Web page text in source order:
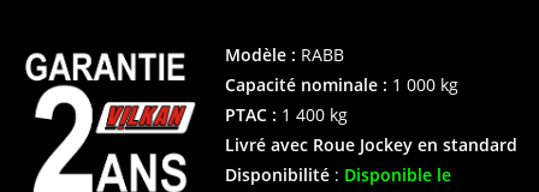
Modèle : RABB
Capacité nominale : 1 000 kg
PTAC : 1 400 kg
Livré avec Roue Jockey en standard
Disponibilité : Disponible le